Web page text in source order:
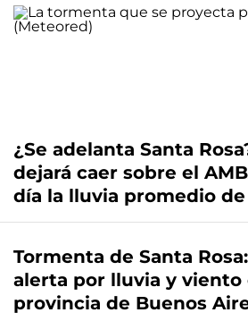
¿Se adelanta Santa
dejará caer sobre el
día la lluvia promedio
Tormenta de Santa
alerta por lluvia y viento
provincia de Buenos